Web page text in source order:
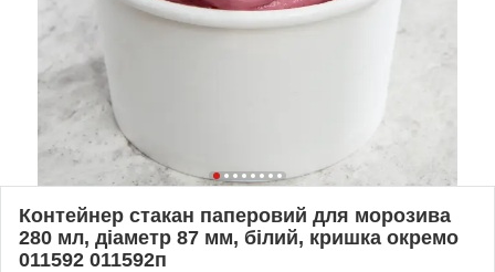
Контейнер стакан паперовий для морозива
280 мл, діаметр 87 мм, білий, кришка окремо
011592 011592п